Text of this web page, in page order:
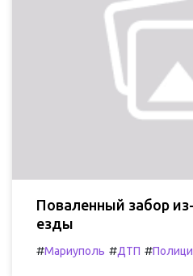
Поваленный забор
езды
#Мариуполь #ДТП #